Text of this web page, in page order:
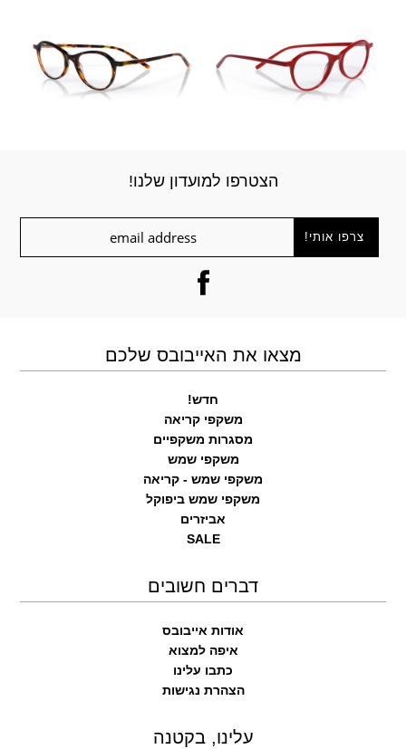
הצטרפו למועדון שלנו!
מצאו את האייבובס שלכם
חדש!
משקפי קריאה
מסגרות משקפיים
משקפי שמש
משקפי שמש - קריאה
משקפי שמש ביפוקל
אביזרים
SALE
דברים חשובים
אודות אייבובס
איפה למצוא
כתבו עלינו
הצהרת נגישות
עלינו, בקטנה